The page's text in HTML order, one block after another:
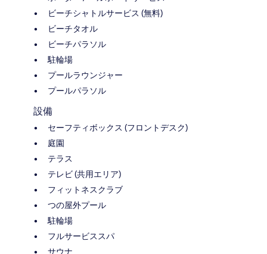
ビーチシャトルサービス (無料)
ビーチタオル
ビーチパラソル
駐輪場
プールラウンジャー
プールパラソル
設備
セーフティボックス (フロントデスク)
庭園
テラス
テレビ (共用エリア)
フィットネスクラブ
つの屋外プール
駐輪場
フルサービススパ
サウナ